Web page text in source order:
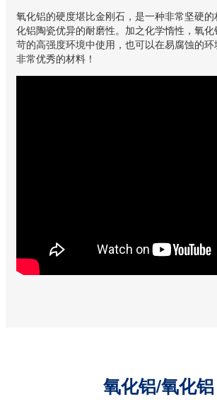
氧化铝的硬度堪比金刚石，是一种非常坚硬
化铝陶瓷优异的耐磨性。加之化学惰性，氧
苛的高强度环境中使用，也可以在易腐蚀的
非常优秀的材料！
氧化铝/氧化铝